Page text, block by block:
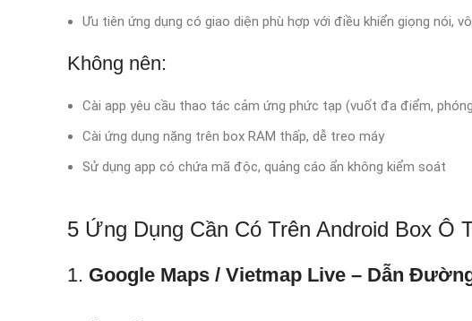
Ưu tiên ứng dụng có giao diện phù hợp với điều khiển giọng nói,
Không nên:
Cài app yêu cầu thao tác cảm ứng phức tạp (vuốt đa điểm,
Cài ứng dụng nặng trên box RAM thấp, dễ treo máy
Sử dụng app có chứa mã độc, quảng cáo ẩn không kiểm soát
5 Ứng Dụng Cần Có Trên Android Box Ô
1. Google Maps / Vietmap Live – Dẫn